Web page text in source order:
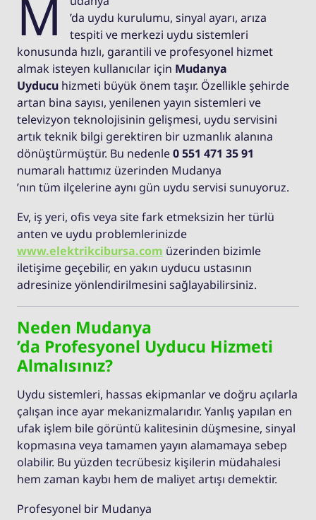
M
’da uydu kurulumu, sinyal ayarı, arıza
tespiti ve merkezi uydu sistemleri
konusunda hızlı, garantili ve profesyonel hizmet
almak isteyen kullanıcılar için Mudanya
Uyducu hizmeti büyük önem taşır. Özellikle şehirde
artan bina sayısı, yenilenen yayın sistemleri ve
televizyon teknolojisinin gelişmesi, uydu servisini
artık teknik bilgi gerektiren bir uzmanlık alanına
dönüştürmüştür. Bu nedenle0 551 471 35 91
numaralı hattımız üzerinden Mudanya
’nın tüm ilçelerine aynı gün uydu servisi sunuyoruz.
Ev, iş yeri, ofis veya site fark etmeksizin her türlü
anten ve uydu problemlerinizde
www.elektrikcibursa.com üzerinden bizimle
iletişime geçebilir, en yakın uyducu ustasının
adresinize yönlendirilmesini sağlayabilirsiniz.
Neden Mudanya
’da Profesyonel Uyducu Hizmeti
Almalısınız?
Uydu sistemleri, hassas ekipmanlar ve doğru açılarla
çalışan ince ayar mekanizmalarıdır. Yanlış yapılan en
ufak işlem bile görüntü kalitesinin düşmesine, sinyal
kopmasına veya tamamen yayın alamamaya sebep
olabilir. Bu yüzden tecrübesiz kişilerin müdahalesi
hem zaman kaybı hem de maliyet artışı demektir.
Profesyonel bir Mudanya